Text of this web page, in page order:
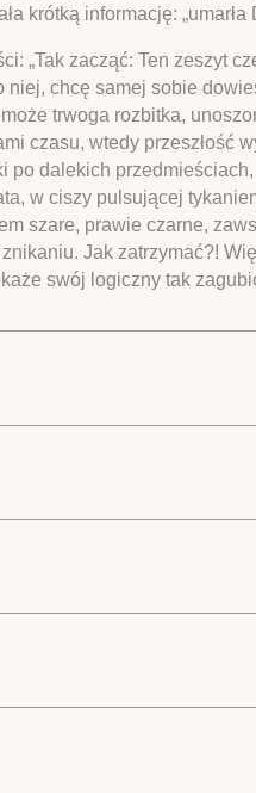
krótką informację:
„Tak zacząć: Ten zeszyt
niej, chcę samej sobie
trwoga rozbitka,
czasu, wtedy
po dalekich
w ciszy pulsującej
szare, prawie czarne,
Jak zatrzymać?!
swój logiczny tak